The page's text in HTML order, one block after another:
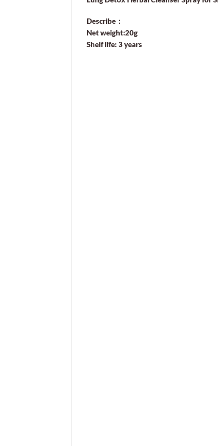
Describe：
Net weight:20g
Shelf life: 3 years